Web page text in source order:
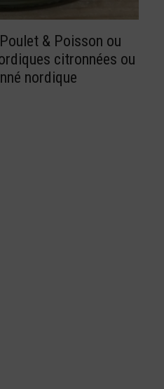
NOW
& Poisson ou
citronnées ou
nordique